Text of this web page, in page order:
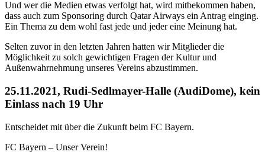
Und wer die Medien etwas verfolgt hat, wird mitbekommen haben,
dass auch zum Sponsoring durch Qatar Airways ein Antrag einging.
Ein Thema zu dem wohl fast jede und jeder eine Meinung hat.
Selten zuvor in den letzten Jahren hatten wir Mitglieder die
Möglichkeit zu solch gewichtigen Fragen der Kultur und
Außenwahrnehmung unseres Vereins abzustimmen.
25.11.2021, Rudi-Sedlmayer-Halle (AudiDome), kein
Einlass nach 19 Uhr
Entscheidet mit über die Zukunft beim FC Bayern.
FC Bayern – Unser Verein!